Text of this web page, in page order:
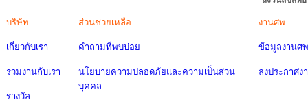
บริษัท
เกี่ยวกับเรา
ร่วมงานกับเรา
รางวัล
ส่วนช่วยเหลือ
คำถามที่พบบ่อย
นโยบายความปลอดภัยและความเป็นส่วน
บุคคล
งานศพ
ข้อมูลงานศพ
ลงประกาศง